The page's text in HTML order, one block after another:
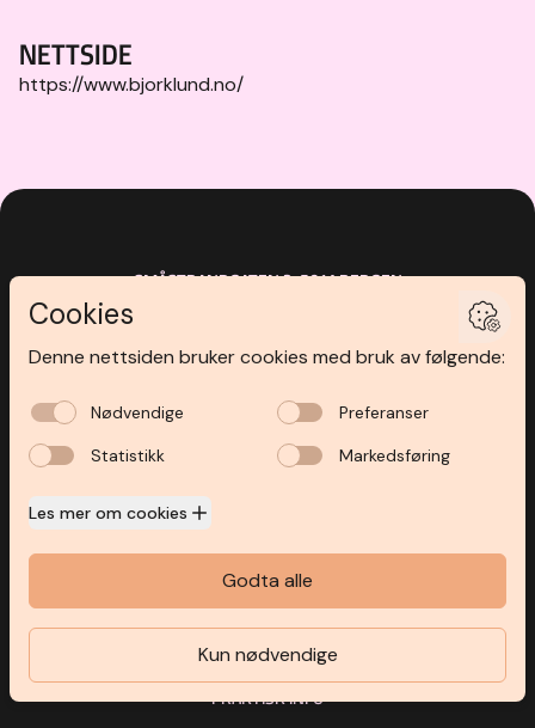
NETTSIDE
https://www.bjorklund.no/
SMÅSTRANDGATEN 3,5014BERGEN
ÅPNINGSTIDER
INSPIRASJON
KUNDEKLUBB
PRAKTISK INFO